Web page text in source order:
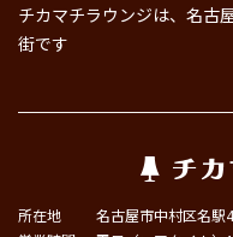
チカマチラウンジは、名古
街です
所在地
名古屋市中村区名駅